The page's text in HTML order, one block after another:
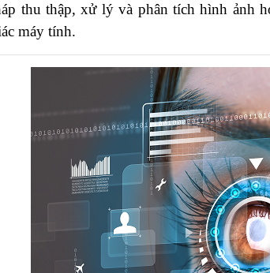
thu thập, xử lý và phân tích hình ảnh
máy tính.